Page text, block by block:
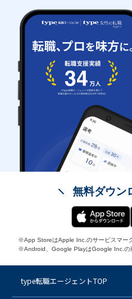
無料ダウン
※App StoreはApple Inc.のサービスマー
※Android、Google PlayはGoogle Inc.の
type転職エージェントTOP